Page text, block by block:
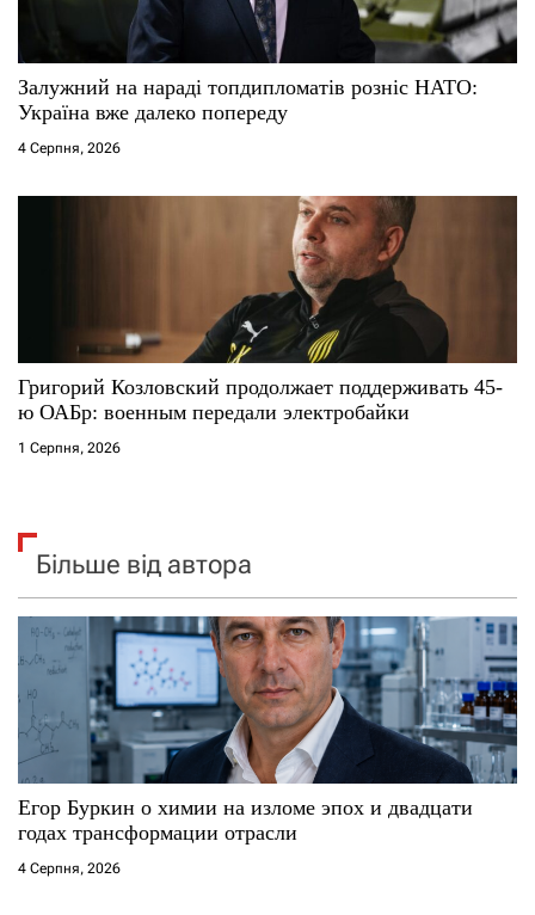
Залужний на нараді топдипломатів розніс НАТО:
Україна вже далеко попереду
4 Серпня, 2026
Григорий Козловский продолжает поддерживать 45-
ю ОАБр: военным передали электробайки
1 Серпня, 2026
Більше від автора
Егор Буркин о химии на изломе эпох и двадцати
годах трансформации отрасли
4 Серпня, 2026